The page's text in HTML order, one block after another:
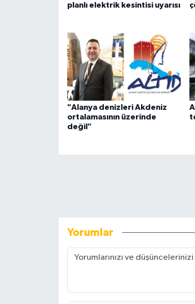
planlı elektrik kesintisi uyarısı
"Alanya denizleri Akdeniz
ortalamasının üzerinde
değil"
Yorumlar